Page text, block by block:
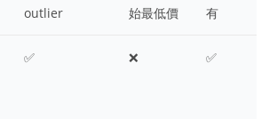
outlier
始最低價
有
✅ ❌ ✅